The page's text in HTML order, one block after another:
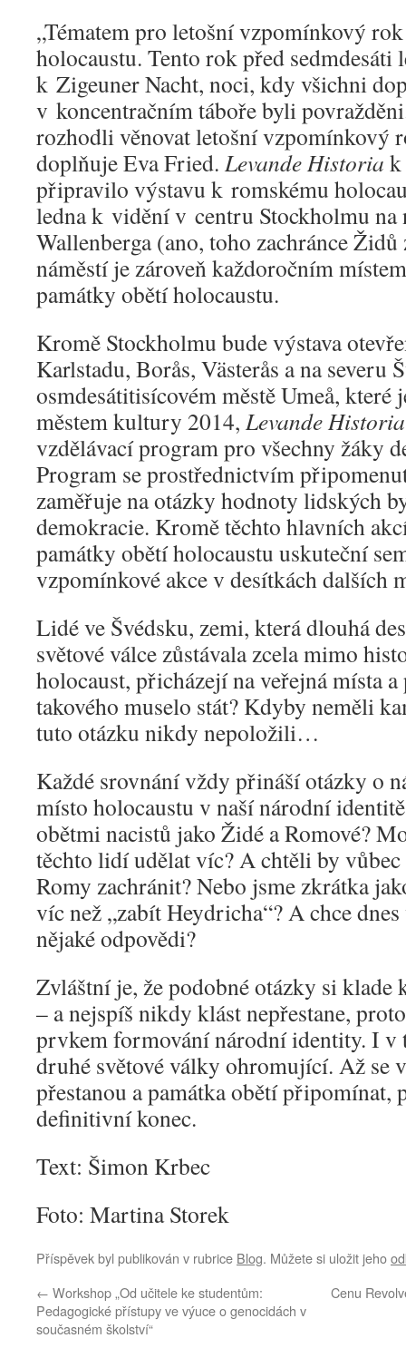
„Tématem pro letošní vzpomínkový
holocaustu. Tento rok před
k Zigeuner Nacht, noci, kdy všichni
v koncentračním táboře byli
rozhodli věnovat letošní vzpomínkový
doplňuje Eva Fried. Levande Historia
připravilo výstavu k romskému
ledna k vidění v centru Stockholmu na
Wallenberga (ano, toho zachránce
náměstí je zároveň každoročním
památky obětí holocaustu.
Kromě Stockholmu bude výstava
Karlstadu, Borås, Västerås a na severu
osmdesátitisícovém městě Umeå,
městem kultury 2014, Levande Historia
vzdělávací program pro všechny žáky
Program se prostřednictvím
zaměřuje na otázky hodnoty lidských
demokracie. Kromě těchto hlavních
památky obětí holocaustu uskuteční
vzpomínkové akce v desítkách dalších
Lidé ve Švédsku, zemi, která dlouhá
světové válce zůstávala zcela mimo
holocaust, přicházejí na veřejná místa a
takového muselo stát? Kdyby neměli
tuto otázku nikdy nepoložili…
Každé srovnání vždy přináší otázky o
místo holocaustu v naší národní
obětmi nacistů jako Židé a Romové?
těchto lidí udělat víc? A chtěli by vůbec
Romy zachránit? Nebo jsme zkrátka
víc než „zabít Heydricha“? A chce
nějaké odpovědi?
Zvláštní je, že podobné otázky si klade
– a nejspíš nikdy klást nepřestane,
prvkem formování národní identity. I v
druhé světové války ohromující. Až se
přestanou a památka obětí připomínat,
definitivní konec.
Text: Šimon Krbec
Foto: Martina Storek
Příspěvek byl publikován v rubrice Blog. Můžete si uložit jeho
← Workshop „Od učitele ke studentům:
Pedagogické přístupy ve výuce o genocidách v
současném školství“
Cenu